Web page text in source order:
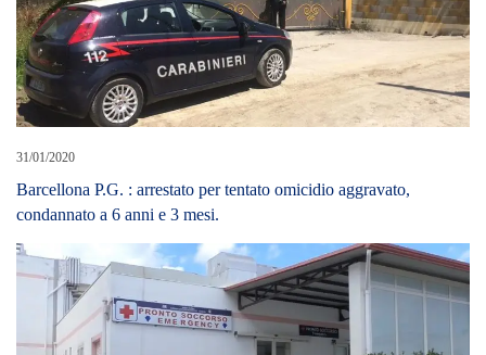
31/01/2020
Barcellona P.G. : arrestato per tentato omicidio aggravato,
condannato a 6 anni e 3 mesi.